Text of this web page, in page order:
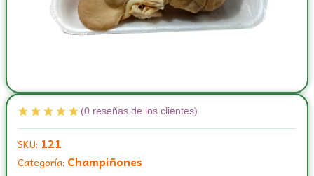
(0reseñas de los clientes)
SKU: 121
Categoría: Champiñones